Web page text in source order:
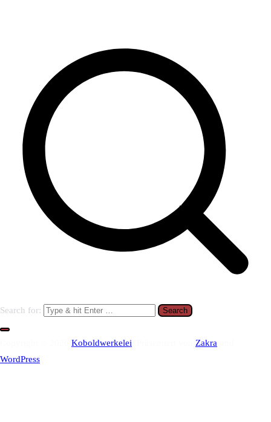
Search for:
Koboldwerkelei Zakra
WordPress